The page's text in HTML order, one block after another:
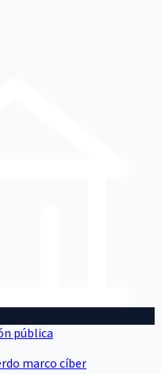
pública
marco cíber